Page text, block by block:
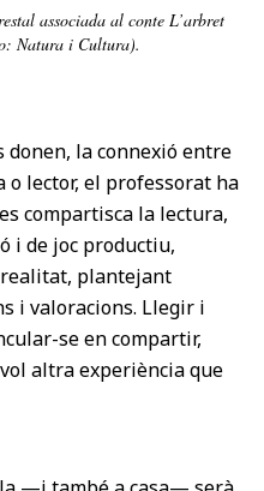
associada al conte L’arbret
Natura i Cultura).
donen, la connexió entre
lector, el professorat ha
compartisca la lectura,
i de joc productiu,
realitat, plantejant
i valoracions. Llegir i
se en compartir,
altra experiència que